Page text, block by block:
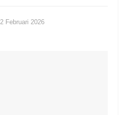
2 Februari 2026